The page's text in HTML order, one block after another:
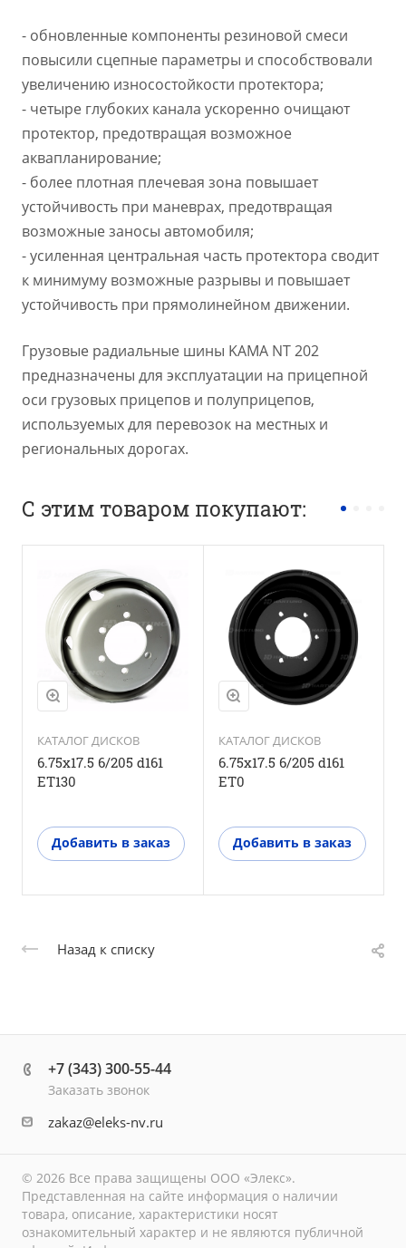
- обновленные компоненты резиновой смеси
повысили сцепные параметры и способствовали
увеличению износостойкости протектора;
- четыре глубоких канала ускоренно очищают
протектор, предотвращая возможное
аквапланирование;
- более плотная плечевая зона повышает
устойчивость при маневрах, предотвращая
возможные заносы автомобиля;
- усиленная центральная часть протектора сводит
к минимуму возможные разрывы и повышает
устойчивость при прямолинейном движении.
Грузовые радиальные шины KAMA NT 202
предназначены для эксплуатации на прицепной
оси грузовых прицепов и полуприцепов,
используемых для перевозок на местных и
региональных дорогах.
С этим товаром покупают:
КАТАЛОГ ДИСКОВ
6.75x17.5 6/205 d161
ET130
Добавить в заказ
КАТАЛОГ ДИСКОВ
6.75x17.5 6/205 d161
ET0
Добавить в заказ
Назад к списку
+7 (343) 300-55-44
Заказать звонок
zakaz@eleks-nv.ru
© 2026 Все права защищены ООО «Элекс».
Представленная на сайте информация о наличии
товара, описание, характеристики носят
ознакомительный характер и не являются публичной